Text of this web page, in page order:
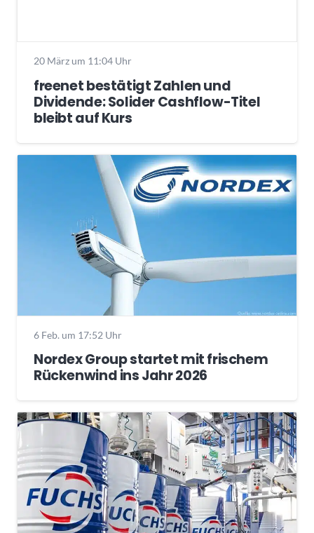
20 März um 11:04 Uhr
freenet bestätigt Zahlen und
Dividende: Solider Cashflow-Titel
bleibt auf Kurs
6 Feb. um 17:52 Uhr
Nordex Group startet mit frischem
Rückenwind ins Jahr 2026